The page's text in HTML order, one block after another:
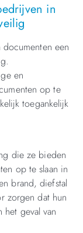
in
een
en
op te
toegankelijk
die ze bieden
op te slaan in
brand, diefstal
zorgen dat hun
geval van